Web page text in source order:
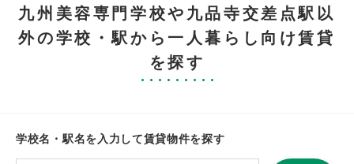
九州美容専門学校や九品寺交差点駅以
外の学校・駅から一人暮らし向け賃貸
を探す
学校名・駅名を入力して賃貸物件を探す